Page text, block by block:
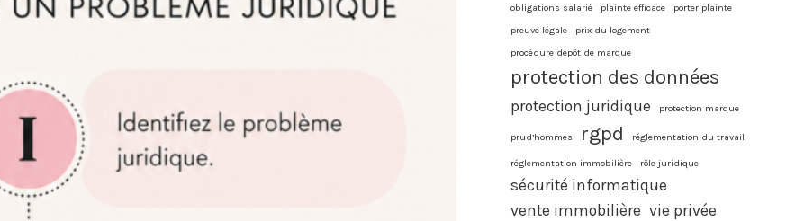
obligations salarié plainte efficace
porter plainte
preuve légale
prix du logement
procédure dépôt de marque
protection des données
protection juridique protection marque
prud’hommes rgpd réglementation du travail
réglementation immobilière rôle juridique
sécurité informatique
vente immobilière vie privée